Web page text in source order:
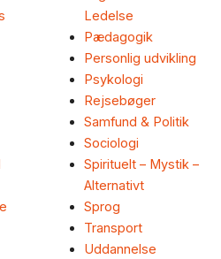
Ledelse
Pædagogik
Personlig udvikling
Psykologi
Rejsebøger
Samfund & Politik
Sociologi
Spirituelt – Mystik –
Alternativt
Sprog
Transport
Uddannelse